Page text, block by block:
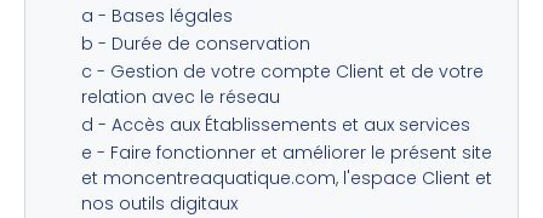
a - Bases légales
b - Durée de conservation
c - Gestion de votre compte Client et de votre
relation avec le réseau
d - Accès aux Établissements et aux services
e - Faire fonctionner et améliorer le présent site
et moncentreaquatique.com, l'espace Client et
nos outils digitaux